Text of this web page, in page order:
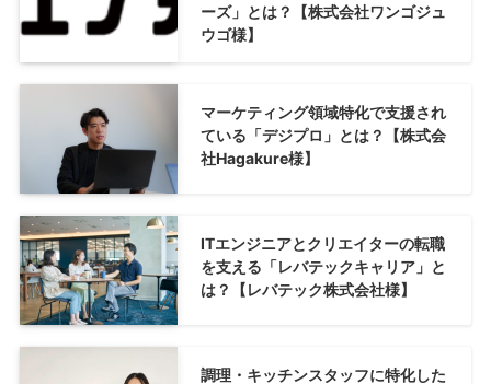
ーズ」とは？【株式会社ワンゴジュ
ウゴ様】
マーケティング領域特化で支援され
ている「デジプロ」とは？【株式会
社Hagakure様】
ITエンジニアとクリエイターの転職
を支える「レバテックキャリア」と
は？【レバテック株式会社様】
調理・キッチンスタッフに特化した